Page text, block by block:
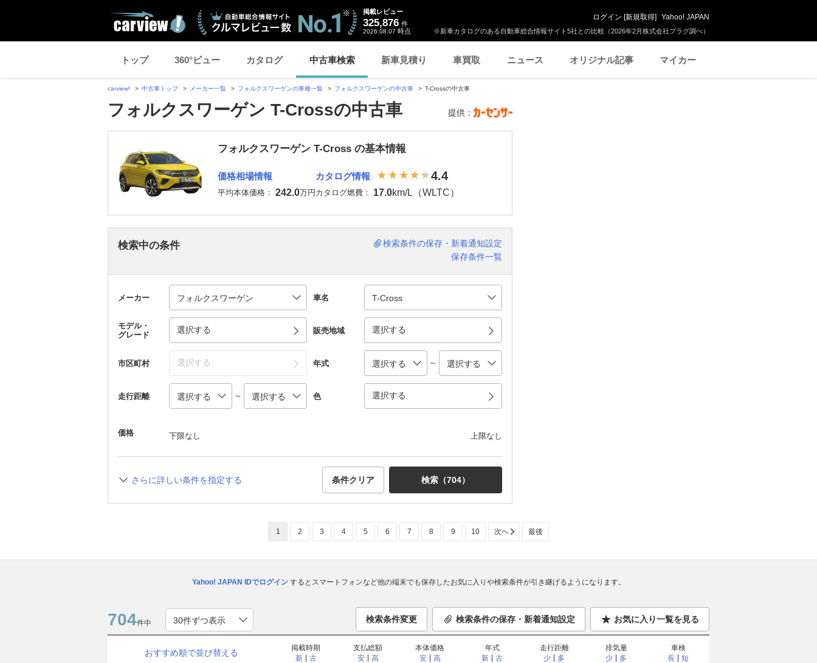
※新車カタログのある自動車総合情報サイト5社との比較（2026年2月株式会社プラグ調べ）
掲載レビュー
325,876 件
2026.08.07 時点
ログイン [新規取得] Yahoo! JAPAN
トップ 360°ビュー カタログ 中古車検索 新車見積り 車買取 ニュース オリジナル記事 マイカー
carview! 中古車トップ メーカー一覧 フォルクスワーゲンの車種一覧 フォルクスワーゲンの中古車 T-Crossの中古車
フォルクスワーゲン T-Crossの中古車 提供：
フォルクスワーゲン T-Cross の基本情報
価格相場情報
平均本体価格： 242.0万円
カタログ情報 4.4
カタログ燃費： 17.0km/L（WLTC）
検索中の条件
検索条件の保存・新着通知設定
保存条件一覧
メーカー 車名
モデル・
グレード
選択する 販売地域 選択する
市区町村 選択する 年式 ～
走行距離 ～ 色 選択する
価格 下限なし 上限なし
さらに詳しい条件を指定する 条件クリア 検索（704）
1 2 3 4 5 6 7 8 9 10 次へ 最後
Yahoo! JAPAN IDでログインするとスマートフォンなど他の端末でも保存したお気に入りや検索条件が引き継げるようになります。
704件中 検索条件変更 検索条件の保存・新着通知設定 お気に入り一覧を見る
おすすめ順で並び替える
掲載時期
新
古
支払総額
安
高
本体価格
安
高
年式
新
古
走行距離
少
多
排気量
少
多
車検
長
短